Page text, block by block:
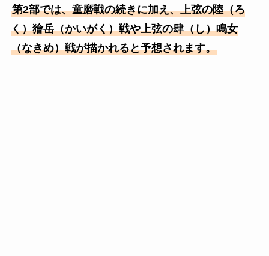
第2部では、童磨戦の続きに加え、上弦の陸（ろ
く）獪岳（かいがく）戦や上弦の肆（し）鳴女
（なきめ）戦が描かれると予想されます。